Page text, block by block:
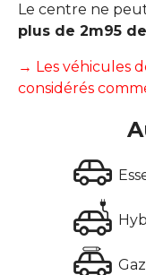
Le centre ne
plus de 2m95
→ Les véhicules
considérés
Gaz